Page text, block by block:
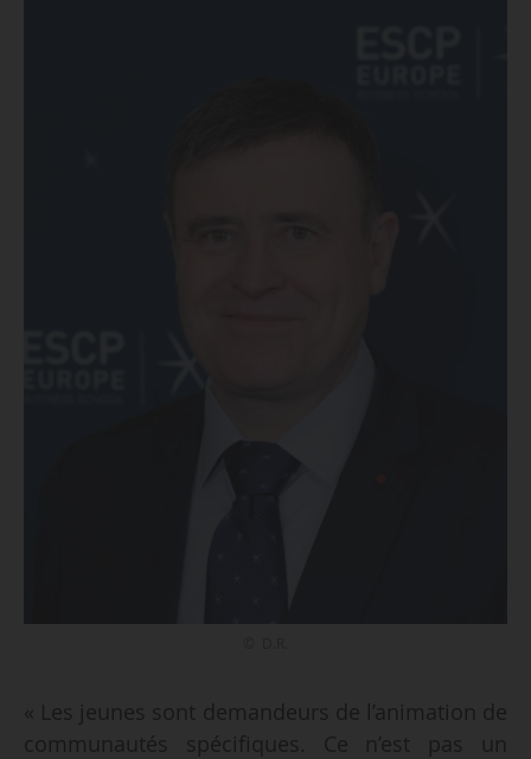
« Les jeunes sont demandeurs de l’animation de
communautés spécifiques. Ce n’est pas un